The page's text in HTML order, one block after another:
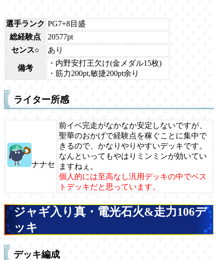
選手ランク PG7+8目盛
総経験点
20577pt
センス○
あり
備考
・内野安打王欠け(金メダル15枚)
・筋力200pt,敏捷200pt余り
ライター所感
ナナセ
前イベ完走がなかなか安定しないですが、
聖華のおかげで経験点を稼ぐことに集中で
きるので、かなりやりやすいデッキです。
なんといってもやはりミンミンが効いてい
ますねぇ。
個人的には至高なし汎用デッキの中でベス
トデッキだと思っています。
ジャギ入り真・電光石火&走力106デ
ッキ
デッキ編成